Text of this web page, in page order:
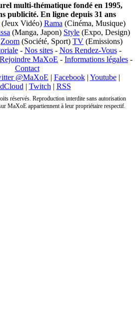
multi-thématique fondé en 1995,
publicité. En ligne depuis 31 ans
Vidéo) Rama (Cinéma, Musique)
(Manga, Japon) Style (Expo, Design)
Zoom (Société, Sport) TV (Emissions)
- Nos sites- Nos Rendez-Vous-
Rejoindre MaXoE - Informations légales -
Contact
@MaXoE | Facebook| Youtube|
| Twitch | RSS
réservés. Reproduction interdite sans autorisation
MaXoE appartiennent à leur propriétaire respectif.